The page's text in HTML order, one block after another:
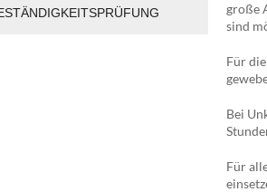
große
sind
Für die
Bei
Für